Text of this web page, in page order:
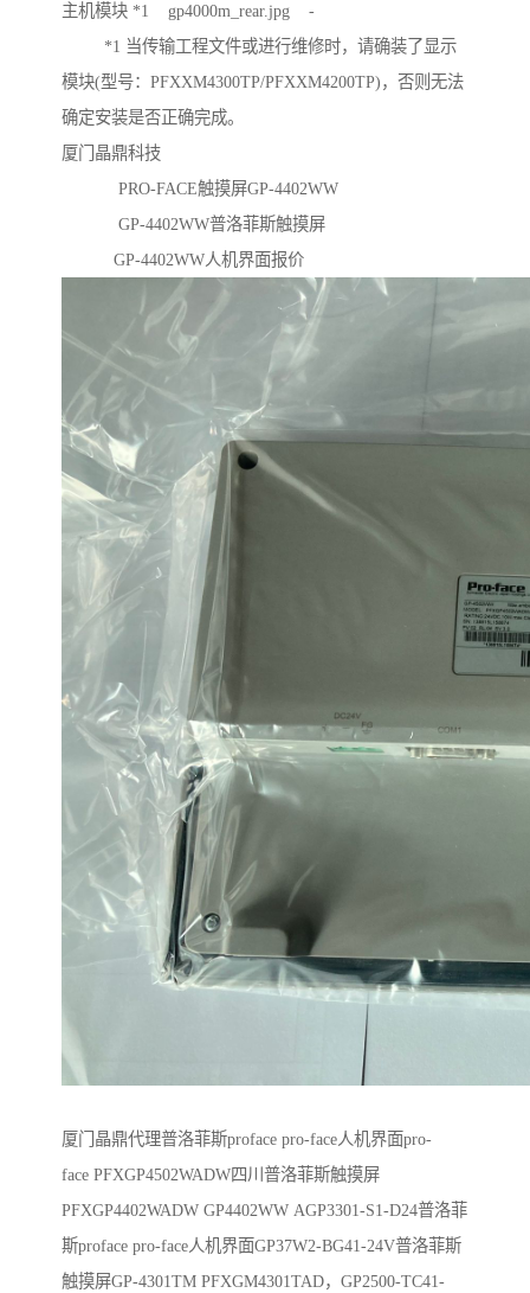
主机模块 *1 gp4000m_rear.jpg -
*1 当传输工程文件或进行维修时，请确装了显示
模块(型号：PFXXM4300TP/PFXXM4200TP)，否则无法
确定安装是否正确完成。
厦门晶鼎科技
PRO-FACE触摸屏GP-4402WW
GP-4402WW普洛菲斯触摸屏
GP-4402WW人机界面报价
厦门晶鼎代理普洛菲斯proface pro-face人机界面pro-
face PFXGP4502WADW四川普洛菲斯触摸屏
PFXGP4402WADW GP4402WW AGP3301-S1-D24普洛菲
斯proface pro-face人机界面GP37W2-BG41-24V普洛菲斯
触摸屏GP-4301TM PFXGM4301TAD，GP2500-TC41-